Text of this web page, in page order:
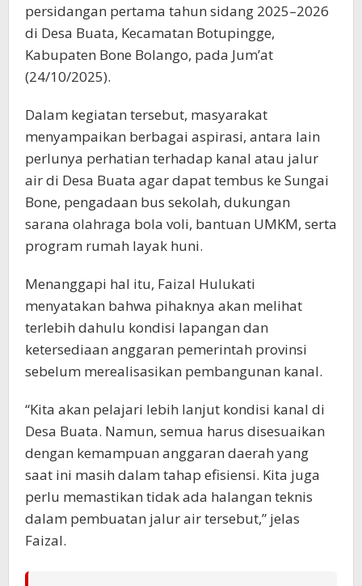
persidangan pertama tahun sidang 2025–2026
di Desa Buata, Kecamatan Botupingge,
Kabupaten Bone Bolango, pada Jum’at
(24/10/2025).
Dalam kegiatan tersebut, masyarakat
menyampaikan berbagai aspirasi, antara lain
perlunya perhatian terhadap kanal atau jalur
air di Desa Buata agar dapat tembus ke Sungai
Bone, pengadaan bus sekolah, dukungan
sarana olahraga bola voli, bantuan UMKM, serta
program rumah layak huni.
Menanggapi hal itu, Faizal Hulukati
menyatakan bahwa pihaknya akan melihat
terlebih dahulu kondisi lapangan dan
ketersediaan anggaran pemerintah provinsi
sebelum merealisasikan pembangunan kanal.
“Kita akan pelajari lebih lanjut kondisi kanal di
Desa Buata. Namun, semua harus disesuaikan
dengan kemampuan anggaran daerah yang
saat ini masih dalam tahap efisiensi. Kita juga
perlu memastikan tidak ada halangan teknis
dalam pembuatan jalur air tersebut,” jelas
Faizal.